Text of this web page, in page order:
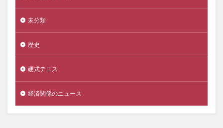
未分類
歴史
硬式テニス
経済関係のニュース